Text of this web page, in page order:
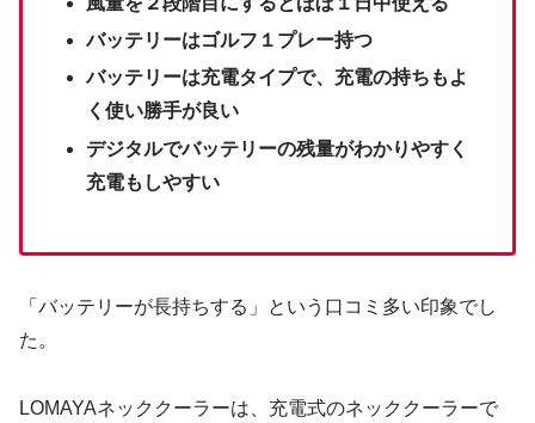
バッテリーはゴルフ１プレー持つ
バッテリーは充電タイプで、充電の持ちもよ
く使い勝手が良い
デジタルでバッテリーの残量がわかりやすく
充電もしやすい
「バッテリーが長持ちする」という口コミ多い印象でし
た。
LOMAYAネッククーラーは、充電式のネッククーラーで